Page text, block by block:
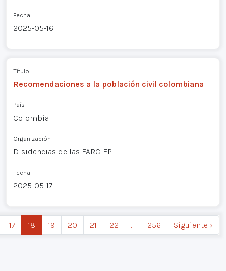
Fecha
2025-05-16
Título
Recomendaciones a la población civil colombiana
País
Colombia
Organización
Disidencias de las FARC-EP
Fecha
2025-05-17
17 18 19 20 21 22 … 256 Siguiente ›